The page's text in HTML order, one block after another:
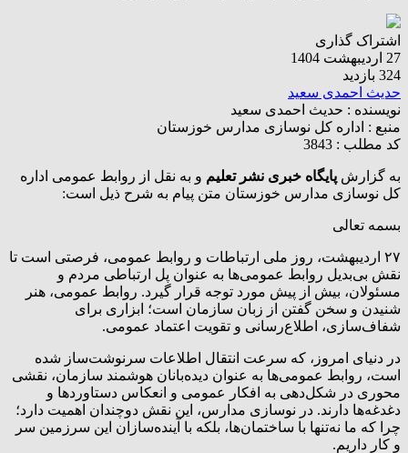
اشتراک گذاری
27 اردیبهشت 1404
324 بازدید
حدیث احمدی سعید
نویسنده : حدیث احمدی سعید
منبع : اداره کل نوسازی مدارس خوزستان
کد مطلب : 3843
به گزارش پایگاه خبری نشر تعلیم و به نقل از روابط‌ عمومی اداره
کل نوسازی مدارس خوزستان متن پیام به شرح ذیل است:
بسمه تعالی
۲۷ اردیبهشت، روز ملی ارتباطات و روابط عمومی، فرصتی است تا
نقش بی‌بدیل روابط عمومی‌ها به عنوان پل ارتباطی مردم و
مسئولان، بیش از پیش مورد توجه قرار گیرد. روابط عمومی، هنر
شنیدن و سخن گفتن از زبان سازمان است؛ ابزاری برای
شفاف‌سازی، اطلاع‌رسانی و تقویت اعتماد عمومی.
در دنیای امروز، که سرعت انتقال اطلاعات سرنوشت‌ساز شده
است، روابط عمومی‌ها به عنوان دیده‌بانان هوشمند سازمان، نقشی
محوری در شکل‌دهی به افکار عمومی و انعکاس دستاوردها و
دغدغه‌ها دارند. در نوسازی مدارس، این نقش دوچندان اهمیت دارد؛
چرا که ما نه‌تنها با ساختمان‌ها، بلکه با آینده‌سازان این سرزمین سر
و کار داریم.